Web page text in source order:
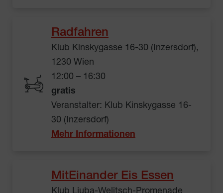
Radfahren
Klub Kinskygasse 16-30 (Inzersdorf),
1230 Wien
12:00 – 16:30
gratis
Veranstalter: Klub Kinskygasse 16-
30 (Inzersdorf)
Mehr Informationen
MitEinander Eis Essen